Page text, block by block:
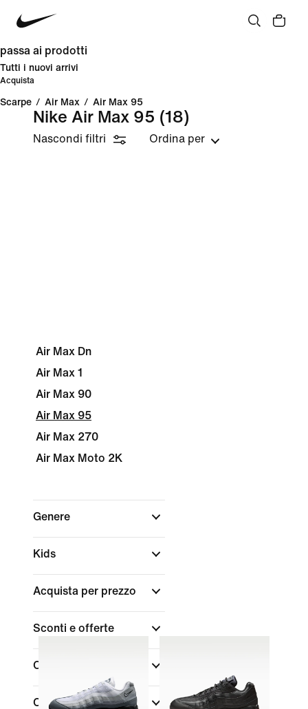
passa ai prodotti
Tutti i nuovi arrivi
Acquista
Scarpe / Air Max / Air Max 95
Nike Air Max 95 (18)
Nascondi filtri Ordina per
Air Max Dn
Air Max 1
Air Max 90
Air Max 95
Air Max 270
Air Max Moto 2K
Genere
Kids
Acquista per prezzo
Sconti e offerte
Colore
Collezioni